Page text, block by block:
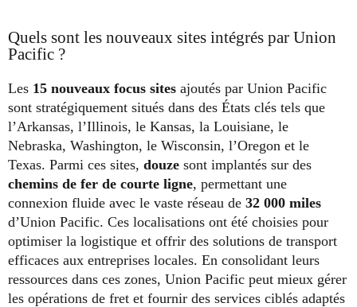
Quels sont les nouveaux sites intégrés par Union
Pacific ?
Les 15 nouveaux focus sites ajoutés par Union Pacific
sont stratégiquement situés dans des États clés tels que
l’Arkansas, l’Illinois, le Kansas, la Louisiane, le
Nebraska, Washington, le Wisconsin, l’Oregon et le
Texas. Parmi ces sites, douze sont implantés sur des
chemins de fer de courte ligne, permettant une
connexion fluide avec le vaste réseau de 32 000 miles
d’Union Pacific. Ces localisations ont été choisies pour
optimiser la logistique et offrir des solutions de transport
efficaces aux entreprises locales. En consolidant leurs
ressources dans ces zones, Union Pacific peut mieux gérer
les opérations de fret et fournir des services ciblés adaptés